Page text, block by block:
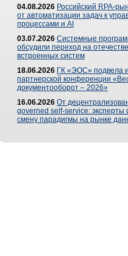
04.08.2026 Российский RPA-
от автоматизации задач к
процессами и AI
03.07.2026 Системные
обсудили переход на
встроенных систем
18.06.2026 ГК «ЭОС» подвела
партнерской конференции
документооборот – 2026»
16.06.2026 От
governed self-service: эксперты
смену парадигмы на рынке